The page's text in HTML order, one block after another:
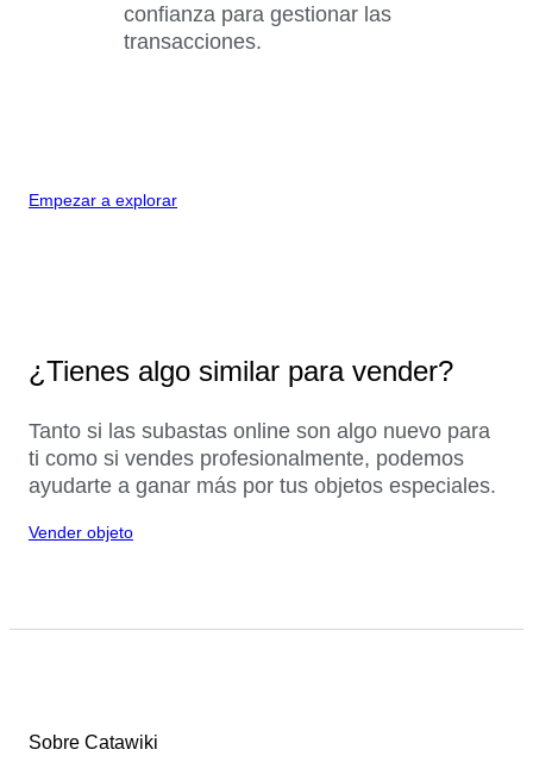
confianza para gestionar las
transacciones.
Empezar a explorar
¿Tienes algo similar para vender?
Tanto si las subastas online son algo nuevo para
ti como si vendes profesionalmente, podemos
ayudarte a ganar más por tus objetos especiales.
Vender objeto
Sobre Catawiki